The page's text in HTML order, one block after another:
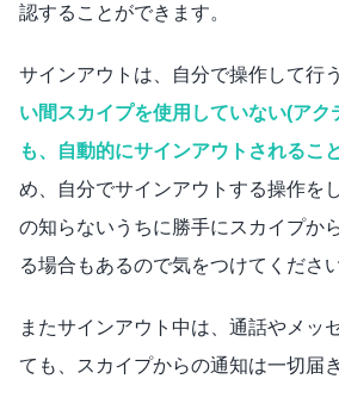
認することができます。
サインアウトは、自分で操作して行
い間スカイプを使用していない(アク
も、自動的にサインアウトされるこ
め、自分でサインアウトする操作を
の知らないうちに勝手にスカイプか
る場合もあるので気をつけてください
またサインアウト中は、通話やメッ
ても、スカイプからの通知は一切届